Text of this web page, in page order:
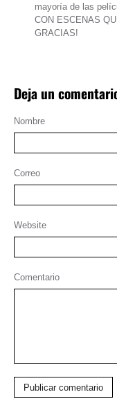
mayoría de las
CON ESCENAS
GRACIAS!
Deja un
Nombre
Correo
Website
Comentario
Publicar comentario